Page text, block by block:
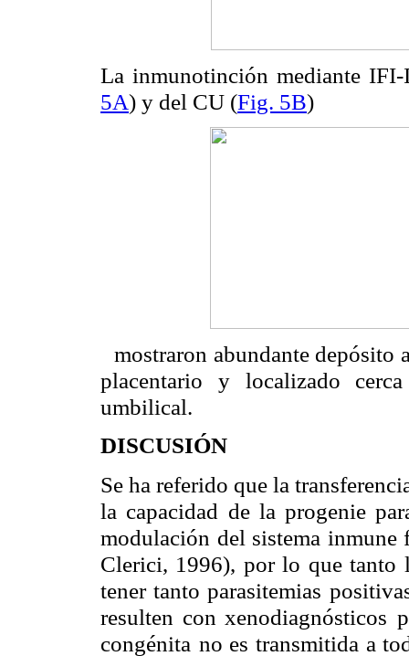
La inmunotinción mediante IFI-
5A) y del CU (Fig. 5B)
mostraron abundante depósito
placentario y localizado
umbilical.
DISCUSIÓN
Se ha referido que la
la capacidad de la progenie
modulación del sistema inmune
Clerici, 1996), por lo que tanto
tener tanto parasitemias
resulten con xenodiagnósticos
congénita no es transmitida a